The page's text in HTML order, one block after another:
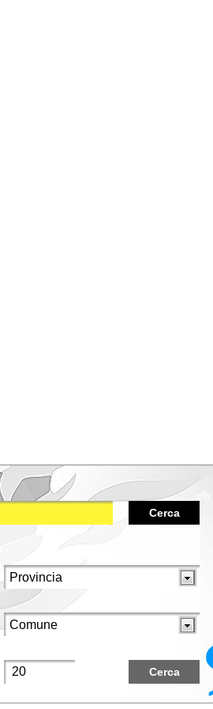
Cerca
Cerca